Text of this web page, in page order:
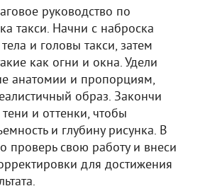
руководство по
такси. Начни с наброска
и головы такси, затем
как огни и окна. Удели
анатомии и пропорциям,
образ. Закончи
и оттенки, чтобы
и глубину рисунка. В
проверь свою работу и внеси
для достижения